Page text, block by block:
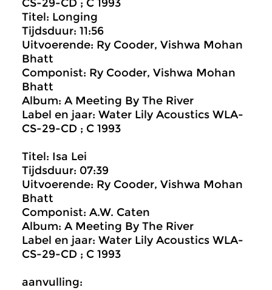
CS-29-CD ; C 1993
Titel: Longing
Tijdsduur: 11:56
Uitvoerende: Ry Cooder, Vishwa Mohan
Bhatt
Componist: Ry Cooder, Vishwa Mohan
Bhatt
Album: A Meeting By The River
Label en jaar: Water Lily Acoustics WLA-
CS-29-CD ; C 1993
Titel: Isa Lei
Tijdsduur: 07:39
Uitvoerende: Ry Cooder, Vishwa Mohan
Bhatt
Componist: A.W. Caten
Album: A Meeting By The River
Label en jaar: Water Lily Acoustics WLA-
CS-29-CD ; C 1993
aanvulling: